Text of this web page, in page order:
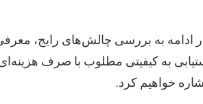
ادامه به بررسی چالش‌های رایج،
به کیفیتی مطلوب با صرف
خواهیم کرد.